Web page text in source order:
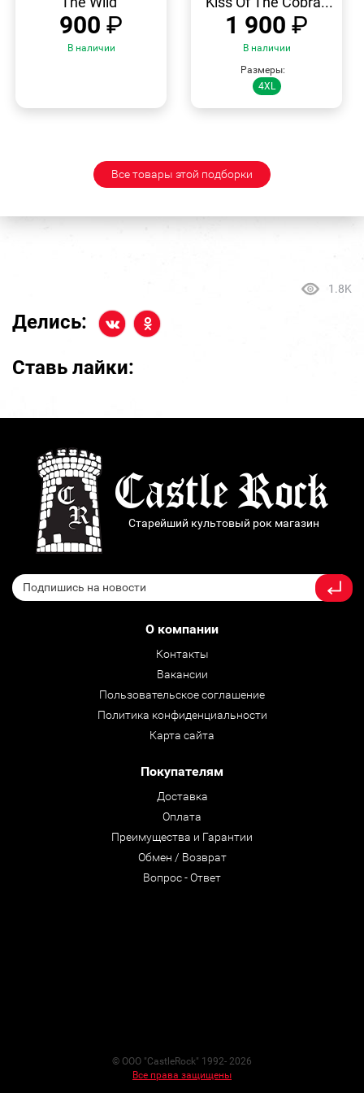
900 ₽
В наличии
1 900 ₽
В наличии
Размеры:
4XL
Все товары этой подборки
1.8K
Делись:
Ставь лайки:
Старейший культовый рок магазин
О компании
Контакты
Вакансии
Пользовательское соглашение
Политика конфиденциальности
Карта сайта
Покупателям
Доставка
Оплата
Преимущества и Гарантии
Обмен / Возврат
Вопрос - Ответ
© ООО "CastleRock" 1992- 2026
Все права защищены